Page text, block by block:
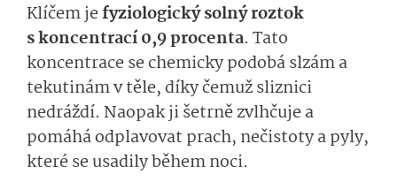
Klíčem jefyziologický solný roztok
s koncentrací 0,9 procenta. Tato
koncentrace se chemicky podobá slzám a
tekutinám v těle, díky čemuž sliznici
nedráždí. Naopak ji šetrně zvlhčuje a
pomáhá odplavovat prach, nečistoty a pyly,
které se usadily během noci.